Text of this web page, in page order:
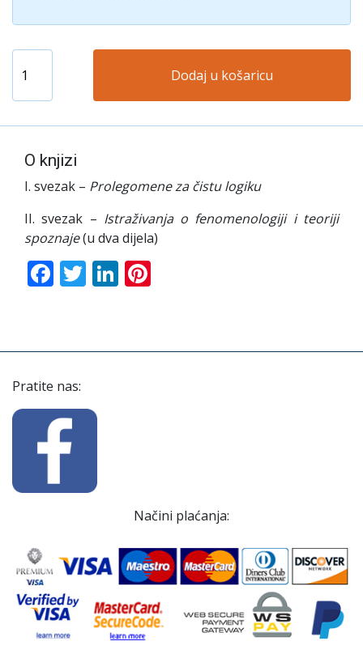
Dodaj u košaricu
O knjizi
I. svezak – Prolegomene za čistu logiku
II. svezak – Istraživanja o fenomenologiji i teoriji
spoznaje(u dva dijela)
Facebook
TwitterLinkedIn
Pratite nas:
Načini plaćanja: